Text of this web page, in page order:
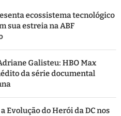
ecossistema tecnológico
sua estreia na ABF
Galisteu: HBO Max
da série documental
Evolução do Herói da DC nos